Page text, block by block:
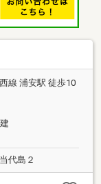
・物件の詳
ださい。
線 浦安駅 徒歩10
代島２